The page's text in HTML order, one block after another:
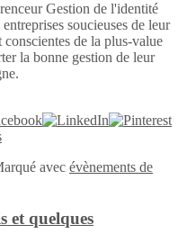
Gestion de l'identité
soucieuses de leur
conscientes de la plus-value
la bonne gestion de leur
avec évènements de
et quelques